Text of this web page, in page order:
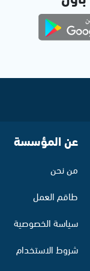
عن المؤسسة
من نحن
طاقم العمل
سياسة الخصوصية
شروط الاستخدام